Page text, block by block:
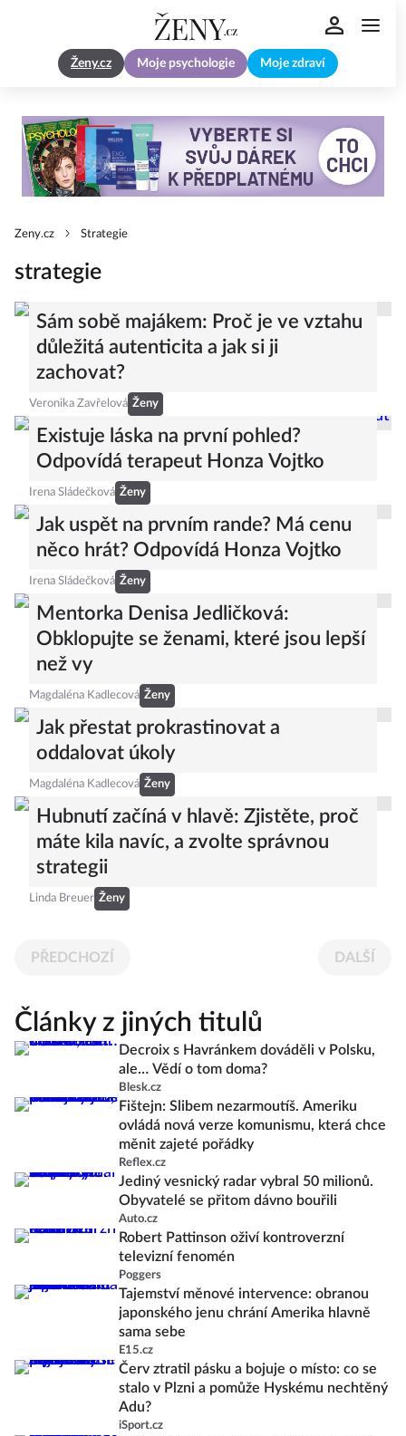
Ženy.cz Moje psychologie Moje zdraví
Zeny.cz Strategie
strategie
Sám sobě majákem: Proč je ve vztahu
důležitá autenticita a jak si ji
zachovat?
Veronika Zavřelová Ženy
Existuje láska na první pohled?
Odpovídá terapeut Honza Vojtko
Irena Sládečková Ženy
Jak uspět na prvním rande? Má cenu
něco hrát? Odpovídá Honza Vojtko
Irena Sládečková Ženy
Mentorka Denisa Jedličková:
Obklopujte se ženami, které jsou lepší
než vy
Magdaléna Kadlecová Ženy
Jak přestat prokrastinovat a
oddalovat úkoly
Magdaléna Kadlecová Ženy
Hubnutí začíná v hlavě: Zjistěte, proč
máte kila navíc, a zvolte správnou
strategii
Linda Breuer Ženy
PŘEDCHOZÍ DALŠÍ
Články z jiných titulů
Decroix s Havránkem dováděli v Polsku,
ale… Vědí o tom doma?
Blesk.cz
Fištejn: Slibem nezarmoutíš. Ameriku
ovládá nová verze komunismu, která chce
měnit zajeté pořádky
Reflex.cz
Jediný vesnický radar vybral 50 milionů.
Obyvatelé se přitom dávno bouřili
Auto.cz
Robert Pattinson oživí kontroverzní
televizní fenomén
Poggers
Tajemství měnové intervence: obranou
japonského jenu chrání Amerika hlavně
sama sebe
E15.cz
Červ ztratil pásku a bojuje o místo: co se
stalo v Plzni a pomůže Hyskému nechtěný
Adu?
iSport.cz